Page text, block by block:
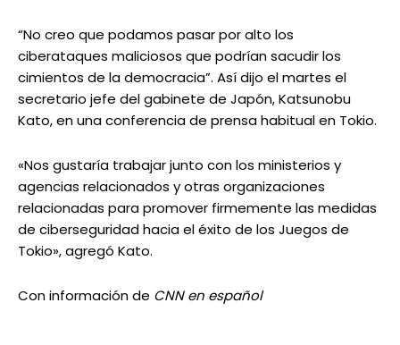
“No creo que podamos pasar por alto los
ciberataques maliciosos que podrían sacudir los
cimientos de la democracia”. Así dijo el martes el
secretario jefe del gabinete de Japón, Katsunobu
Kato, en una conferencia de prensa habitual en Tokio.
«Nos gustaría trabajar junto con los ministerios y
agencias relacionados y otras organizaciones
relacionadas para promover firmemente las medidas
de ciberseguridad hacia el éxito de los Juegos de
Tokio», agregó Kato.
Con información de CNN en español